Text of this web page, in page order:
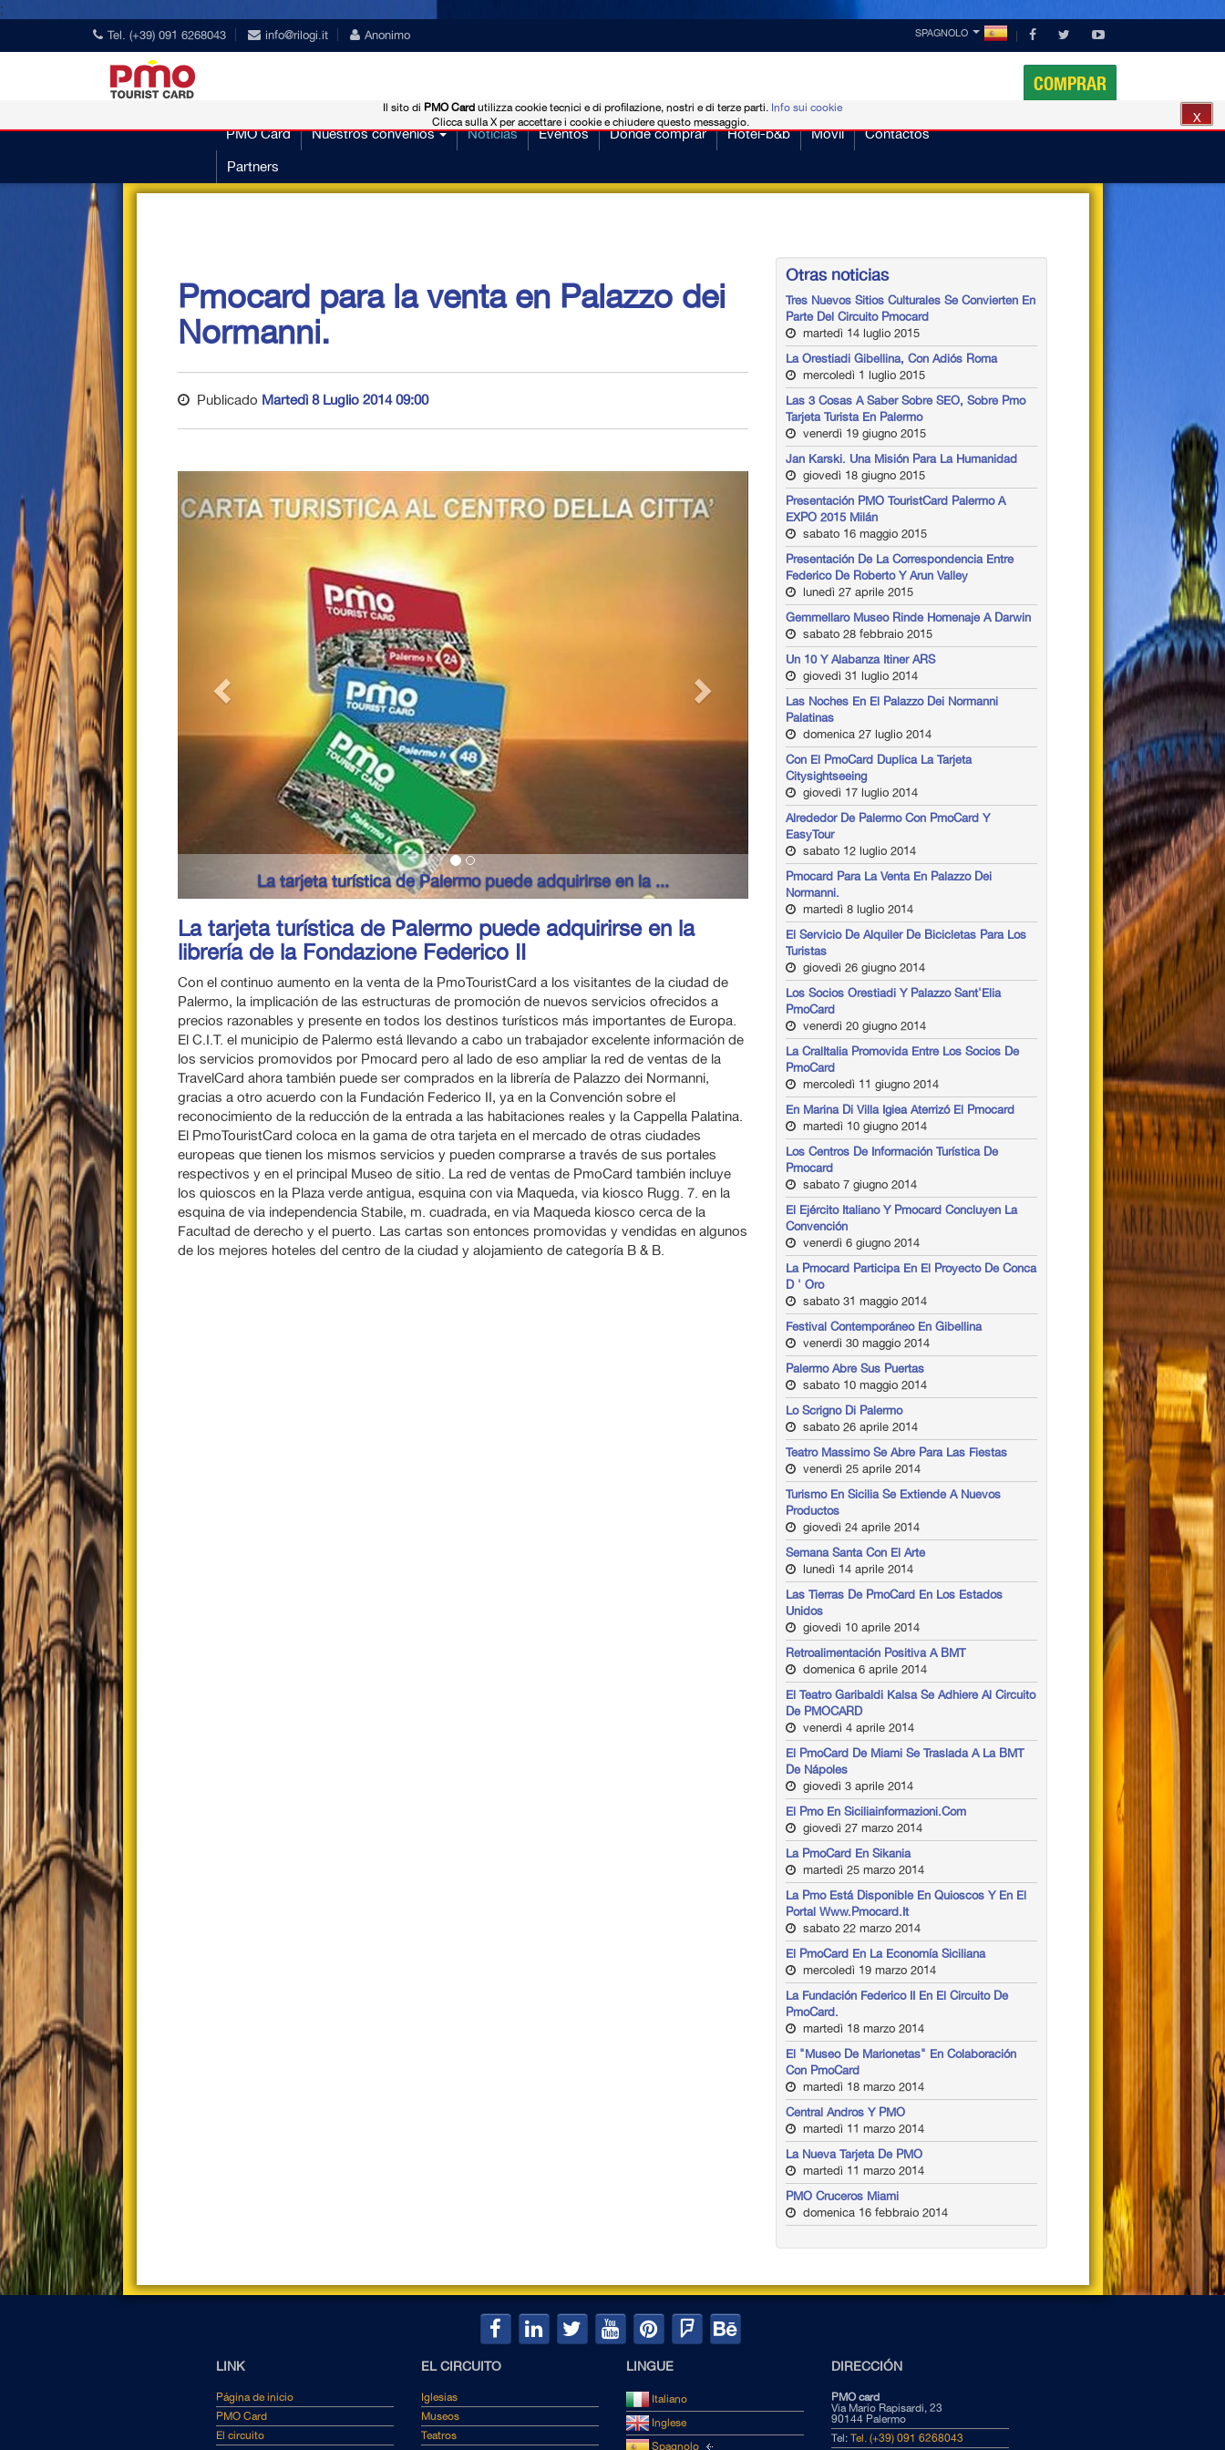
;
Tel. (+39) 091 6268043 info@rilogi.it Anonimo SPAGNOLO
COMPRAR
PMO Card Nuestros convenios Noticias Eventos Dónde comprar Hotel-b&b Móvil
Contactos
Partners
Pmocard para la venta en Palazzo dei
Normanni.
Publicado Martedì 8 Luglio 2014 09:00
puede adquirirse en la ... La tarjeta turística de Palermo puede adquirirse en la ...
La tarjeta turística de Palermo puede adquirirse en la
librería de la Fondazione Federico II
Con el continuo aumento en la venta de la PmoTouristCard a los visitantes de la ciudad de
Palermo, la implicación de las estructuras de promoción de nuevos servicios ofrecidos a
precios razonables y presente en todos los destinos turísticos más importantes de Europa.
El C.I.T. el municipio de Palermo está llevando a cabo un trabajador excelente información de
los servicios promovidos por Pmocard pero al lado de eso ampliar la red de ventas de la
TravelCard ahora también puede ser comprados en la librería de Palazzo dei Normanni,
gracias a otro acuerdo con la Fundación Federico II, ya en la Convención sobre el
reconocimiento de la reducción de la entrada a las habitaciones reales y la Cappella Palatina.
El PmoTouristCard coloca en la gama de otra tarjeta en el mercado de otras ciudades
europeas que tienen los mismos servicios y pueden comprarse a través de sus portales
respectivos y en el principal Museo de sitio. La red de ventas de PmoCard también incluye
los quioscos en la Plaza verde antigua, esquina con via Maqueda, via kiosco Rugg. 7. en la
esquina de via independencia Stabile, m. cuadrada, en via Maqueda kiosco cerca de la
Facultad de derecho y el puerto. Las cartas son entonces promovidas y vendidas en algunos
de los mejores hoteles del centro de la ciudad y alojamiento de categoría B & B.
Otras noticias
Tres Nuevos Sitios Culturales Se Convierten En
Parte Del Circuito Pmocard
martedì 14 luglio 2015
La Orestiadi Gibellina, Con Adiós Roma
mercoledì 1 luglio 2015
Las 3 Cosas A Saber Sobre SEO, Sobre Pmo
Tarjeta Turista En Palermo
venerdì 19 giugno 2015
Jan Karski. Una Misión Para La Humanidad
giovedì 18 giugno 2015
Presentación PMO TouristCard Palermo A
EXPO 2015 Milán
sabato 16 maggio 2015
Presentación De La Correspondencia Entre
Federico De Roberto Y Arun Valley
lunedì 27 aprile 2015
Gemmellaro Museo Rinde Homenaje A Darwin
sabato 28 febbraio 2015
Un 10 Y Alabanza Itiner ARS
giovedì 31 luglio 2014
Las Noches En El Palazzo Dei Normanni
Palatinas
domenica 27 luglio 2014
Con El PmoCard Duplica La Tarjeta
Citysightseeing
giovedì 17 luglio 2014
Alrededor De Palermo Con PmoCard Y
EasyTour
sabato 12 luglio 2014
Pmocard Para La Venta En Palazzo Dei
Normanni.
martedì 8 luglio 2014
El Servicio De Alquiler De Bicicletas Para Los
Turistas
giovedì 26 giugno 2014
Los Socios Orestiadi Y Palazzo Sant'Elia
PmoCard
venerdì 20 giugno 2014
La CralItalia Promovida Entre Los Socios De
PmoCard
mercoledì 11 giugno 2014
En Marina Di Villa Igiea Aterrizó El Pmocard
martedì 10 giugno 2014
Los Centros De Información Turística De
Pmocard
sabato 7 giugno 2014
El Ejército Italiano Y Pmocard Concluyen La
Convención
venerdì 6 giugno 2014
La Pmocard Participa En El Proyecto De Conca
D ' Oro
sabato 31 maggio 2014
Festival Contemporáneo En Gibellina
venerdì 30 maggio 2014
Palermo Abre Sus Puertas
sabato 10 maggio 2014
Lo Scrigno Di Palermo
sabato 26 aprile 2014
Teatro Massimo Se Abre Para Las Fiestas
venerdì 25 aprile 2014
Turismo En Sicilia Se Extiende A Nuevos
Productos
giovedì 24 aprile 2014
Semana Santa Con El Arte
lunedì 14 aprile 2014
Las Tierras De PmoCard En Los Estados
Unidos
giovedì 10 aprile 2014
Retroalimentación Positiva A BMT
domenica 6 aprile 2014
El Teatro Garibaldi Kalsa Se Adhiere Al Circuito
De PMOCARD
venerdì 4 aprile 2014
El PmoCard De Miami Se Traslada A La BMT
De Nápoles
giovedì 3 aprile 2014
El Pmo En Siciliainformazioni.com
giovedì 27 marzo 2014
La PmoCard En Sikania
martedì 25 marzo 2014
La Pmo Está Disponible En Quioscos Y En El
Portal Www.pmocard.it
sabato 22 marzo 2014
El PmoCard En La Economía Siciliana
mercoledì 19 marzo 2014
La Fundación Federico II En El Circuito De
PmoCard.
martedì 18 marzo 2014
El "Museo De Marionetas" En Colaboración
Con PmoCard
martedì 18 marzo 2014
Central Andros Y PMO
martedì 11 marzo 2014
La Nueva Tarjeta De PMO
martedì 11 marzo 2014
PMO Cruceros Miami
domenica 16 febbraio 2014
LINK
Página de inicio
PMO Card
El circuito
EL CIRCUITO
Iglesias
Museos
Teatros
LINGUE
Italiano
Inglese
Spagnolo
DIRECCIÓN
PMO card
Via Mario Rapisardi, 23
90144 Palermo
Tel: Tel. (+39) 091 6268043
Il sito di PMO Card utilizza cookie tecnici e di profilazione, nostri e di terze parti. Info sui cookie
Clicca sulla X per accettare i cookie e chiudere questo messaggio.
X